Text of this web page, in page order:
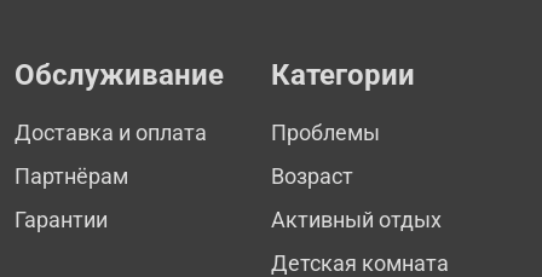
Обслуживание
Доставка и оплата
Партнёрам
Гарантии
Категории
Проблемы
Возраст
Активный отдых
Детская комната